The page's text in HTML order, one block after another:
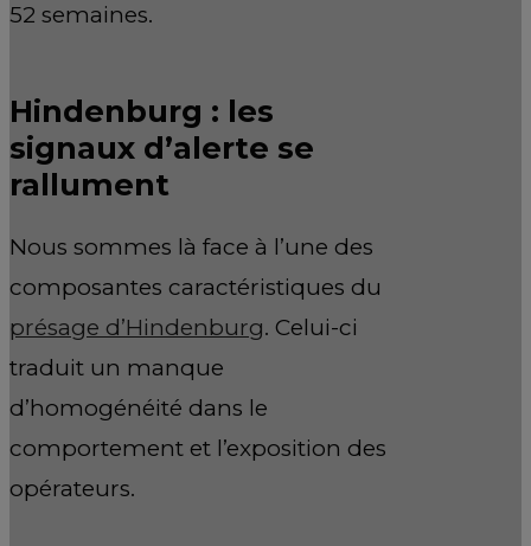
52 semaines.
Hindenburg : les
signaux d’alerte se
rallument
Nous sommes là face à l’une des
composantes caractéristiques du
présage d’Hindenburg. Celui-ci
traduit un manque
d’homogénéité dans le
comportement et l’exposition des
opérateurs.